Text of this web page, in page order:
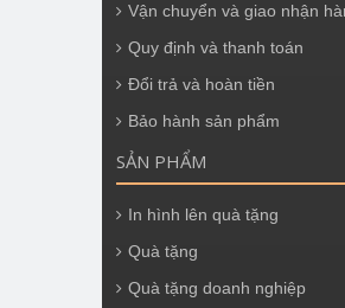
Vận chuyển và giao nhận
Quy định và thanh toán
Đổi trả và hoàn tiền
Bảo hành sản phẩm
SẢN PHẨM
In hình lên quà tặng
Quà tặng
Quà tặng doanh nghiệp